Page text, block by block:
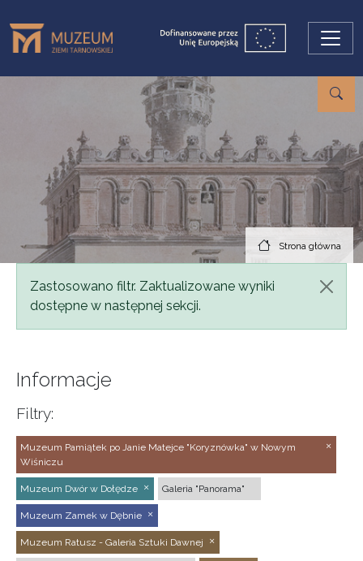
Strona główna
Komunikat
Zastosowano filtr. Zaktualizowane wyniki
dostępne w następnej sekcji.
Informacje
Filtry:
Muzeum Pamiątek po Janie Matejce "Koryznówka" w Nowym
Wiśniczu
Muzeum Dwór w Dołędze Galeria "Panorama"
Muzeum Zamek w Dębnie
Muzeum Ratusz - Galeria Sztuki Dawnej